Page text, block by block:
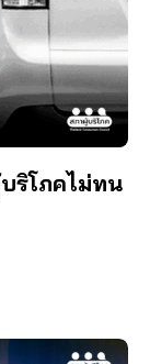
ริโภคไม่ทน